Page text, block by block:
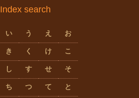
Index search
い う え お
き く け こ
し す せ そ
ち つ て と